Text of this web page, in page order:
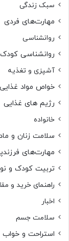
سبک زندگی
مهارت‌های فردی
روانشناسی
روانشناسی
آشپزی و تغذیه
خواص مواد غذایی
رژیم های غذایی
خانواده
سلامت زنان و
مهارت‌های
تربیت کودک و
راهنمای خرید و
اخبار
سلامت جسم
استراحت و خواب